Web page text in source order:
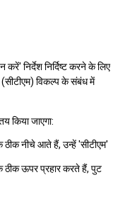
करें' निर्देश निर्दिष्ट करने के लिए
(सीटीएम) विकल्प के संबंध में
किया जाएगा:
ठीक नीचे आते हैं, उन्हें 'सीटीएम'
ठीक ऊपर प्रहार करते हैं, पुट